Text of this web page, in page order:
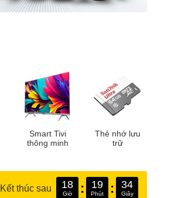
Smart Tivi
thông minh
Thẻ nhớ lưu
trữ
Kết thúc sau 18
Giờ : 19
Phút : 31
Giây